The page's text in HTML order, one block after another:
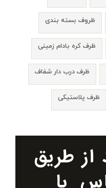
ظروف بسته بندی
ظرف کره بادام زمینی
ظرف درب دار شفاف
ظرف پلاستیکی